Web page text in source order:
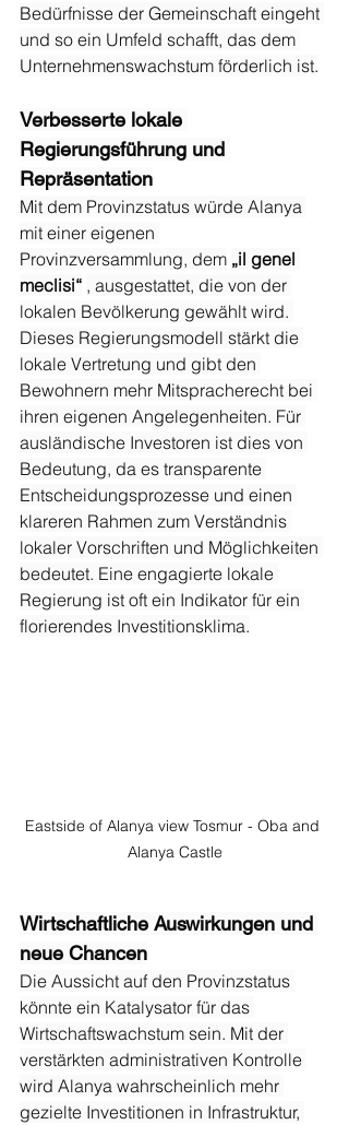
Bedürfnisse der Gemeinschaft eingeht
und so ein Umfeld schafft, das dem
Unternehmenswachstum förderlich ist.
Verbesserte lokale
Regierungsführung und
Repräsentation
Mit dem Provinzstatus würde Alanya
mit einer eigenen
Provinzversammlung, dem „il genel
meclisi“ , ausgestattet, die von der
lokalen Bevölkerung gewählt wird.
Dieses Regierungsmodell stärkt die
lokale Vertretung und gibt den
Bewohnern mehr Mitspracherecht bei
ihren eigenen Angelegenheiten. Für
ausländische Investoren ist dies von
Bedeutung, da es transparente
Entscheidungsprozesse und einen
klareren Rahmen zum Verständnis
lokaler Vorschriften und Möglichkeiten
bedeutet. Eine engagierte lokale
Regierung ist oft ein Indikator für ein
florierendes Investitionsklima.
Eastside of Alanya view Tosmur - Oba and
Alanya Castle
Wirtschaftliche Auswirkungen und
neue Chancen
Die Aussicht auf den Provinzstatus
könnte ein Katalysator für das
Wirtschaftswachstum sein. Mit der
verstärkten administrativen Kontrolle
wird Alanya wahrscheinlich mehr
gezielte Investitionen in Infrastruktur,